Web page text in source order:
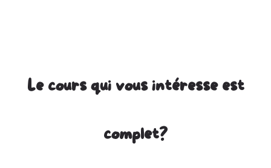
Le cours qui vous intéresse est
complet?